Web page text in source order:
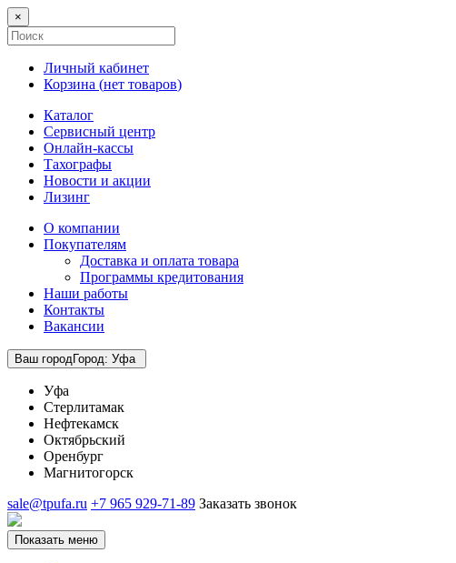
×
Личный кабинет
Корзина (нет товаров)
Каталог
Сервисный центр
Онлайн-кассы
Тахографы
Новости и акции
Лизинг
О компании
Покупателям
Доставка и оплата товара
Программы кредитования
Наши работы
Контакты
Вакансии
Ваш городГород: Уфа
Уфа
Стерлитамак
Нефтекамск
Октябрьский
Оренбург
Магнитогорск
sale@tpufa.ru +7 965 929-71-89 Заказать звонок
Показать меню